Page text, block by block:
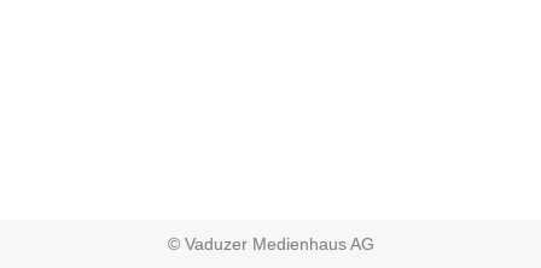
© Vaduzer Medienhaus AG